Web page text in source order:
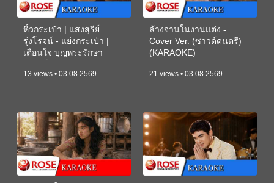
หิ้วกระเป๋า | แสงสุรีย์
รุ่งโรจน์ - แย่งกระเป๋า |
เตือนใจ บุญพระรักษา
13 views • 03.08.2569
ล้างจานในงานแต่ง -
Cover Ver. (ซาวด์ดนตรี)
(KARAOKE)
21 views • 03.08.2569